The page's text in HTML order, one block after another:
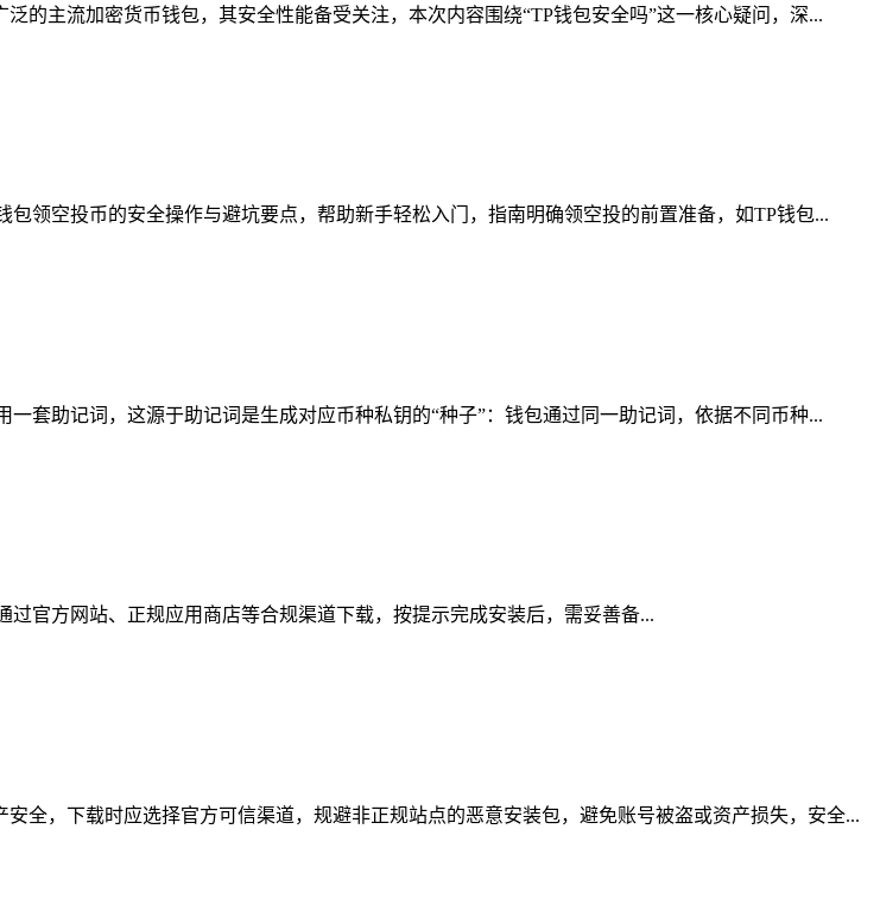
的主流加密货币钱包，其安全性能备受关注，本次内容围绕“TP钱包安全吗”这一核心疑问，深...
领空投币的安全操作与避坑要点，帮助新手轻松入门，指南明确领空投的前置准备，如TP钱包...
套助记词，这源于助记词是生成对应币种私钥的“种子”：钱包通过同一助记词，依据不同币种...
过官方网站、正规应用商店等合规渠道下载，按提示完成安装后，需妥善备...
全，下载时应选择官方可信渠道，规避非正规站点的恶意安装包，避免账号被盗或资产损失，安全...